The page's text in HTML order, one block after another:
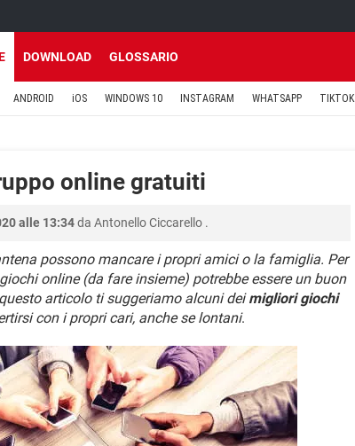
DOWNLOAD GLOSSARIO
ANDROID iOS WINDOWS 10 INSTAGRAM WHATSAPP TIKTOK
online gratuiti
alle 13:34da Antonello Ciccarello .
possono mancare i propri amici o la famiglia. Per
online (da fare insieme) potrebbe essere un buon
articolo ti suggeriamo alcuni deimigliori giochi
con i propri cari, anche se lontani.